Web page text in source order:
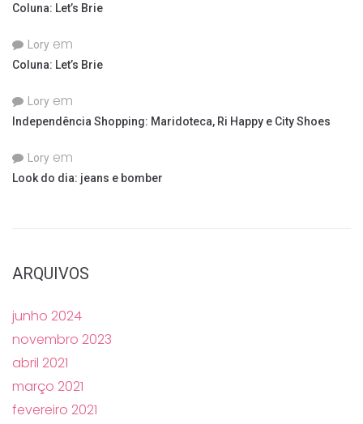
Coluna: Let’s Brie
Lory em
Coluna: Let’s Brie
Lory em
Independência Shopping: Maridoteca, Ri Happy e City Shoes
Lory em
Look do dia: jeans e bomber
ARQUIVOS
junho 2024
novembro 2023
abril 2021
março 2021
fevereiro 2021